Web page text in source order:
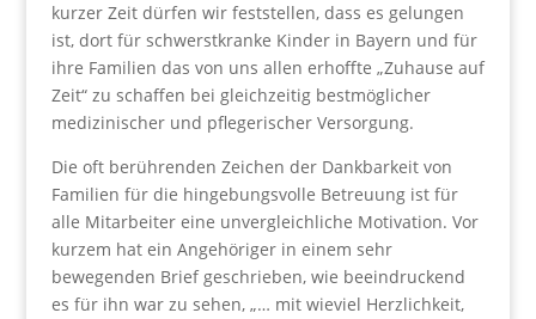
kurzer Zeit dürfen wir feststellen, dass es gelungen
ist, dort für schwerstkranke Kinder in Bayern und für
ihre Familien das von uns allen erhoffte „Zuhause auf
Zeit“ zu schaffen bei gleichzeitig bestmöglicher
medizinischer und pflegerischer Versorgung.
Die oft berührenden Zeichen der Dankbarkeit von
Familien für die hingebungsvolle Betreuung ist für
alle Mitarbeiter eine unvergleichliche Motivation. Vor
kurzem hat ein Angehöriger in einem sehr
bewegenden Brief geschrieben, wie beeindruckend
es für ihn war zu sehen, „… mit wieviel Herzlichkeit,